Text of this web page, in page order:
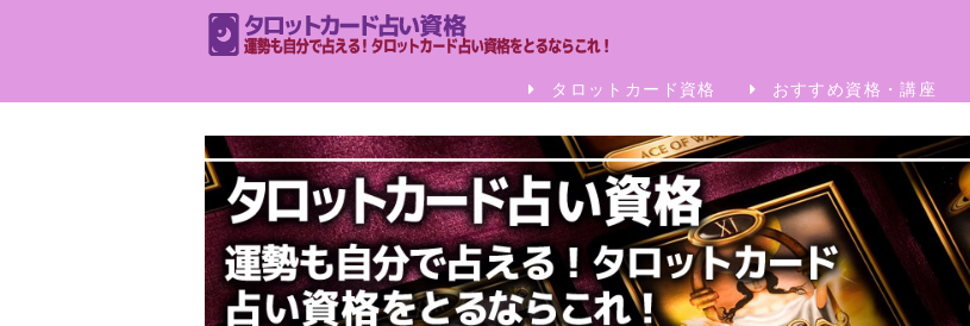
タロットカード資格 おすすめ資格・講座